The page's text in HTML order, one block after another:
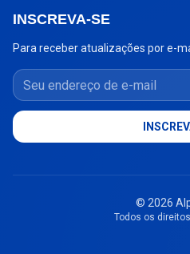
INSCREVA-SE
Para receber atualizações por e-
Seu endereço de e-mail
© 2026
Todos os